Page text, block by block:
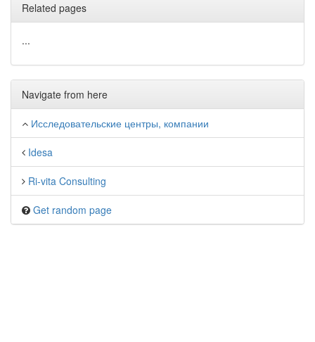
Related pages
...
Navigate from here
Исследовательские центры, компании
Idesa
Ri-vita Consulting
Get random page